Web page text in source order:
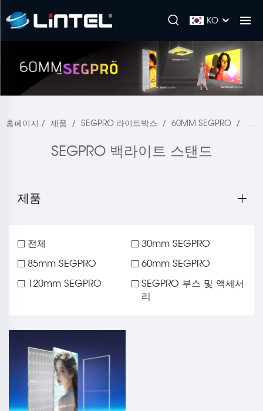
KO
홈페이지 / 제품 / SEGPRO 라이트박스 / 60MM SEGPRO /
SEGPRO 백라이트 스탠드
제품
전체
30mm SEGPRO
85mm SEGPRO
60mm SEGPRO
120mm SEGPRO
SEGPRO 부스 및 액세서
리